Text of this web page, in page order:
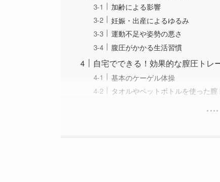
加齢による影響
妊娠・出産によるゆるみ
運動不足や姿勢の悪さ
腹圧がかかる生活習慣
自宅でできる！効果的な膣圧トレ
基本のケーゲル体操
タオルやペットボトルを使った